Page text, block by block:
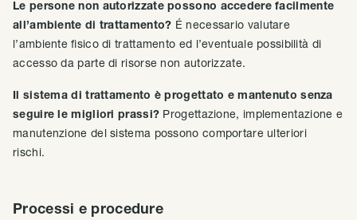
Le persone non autorizzate possono accedere facilmente
all’ambiente di trattamento? É necessario valutare
l’ambiente fisico di trattamento ed l’eventuale possibilità di
accesso da parte di risorse non autorizzate.
Il sistema di trattamento è progettato e mantenuto senza
seguire le migliori prassi? Progettazione, implementazione e
manutenzione del sistema possono comportare ulteriori
rischi.
Processi e procedure